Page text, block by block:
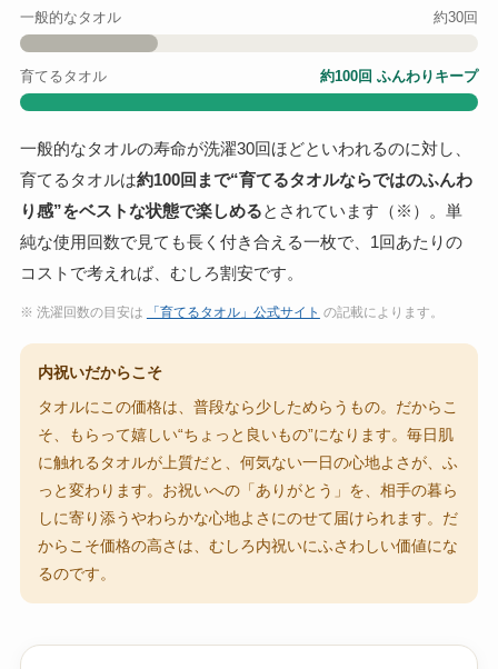
一般的なタオル 約30回
育てるタオル 約100回 ふんわりキープ
一般的なタオルの寿命が洗濯30回ほどといわれるのに対し、
育てるタオルは約100回まで“育てるタオルならではのふんわ
り感”をベストな状態で楽しめるとされています（※）。単
純な使用回数で見ても長く付き合える一枚で、1回あたりの
コストで考えれば、むしろ割安です。
※ 洗濯回数の目安は 「育てるタオル」公式サイト の記載によります。
内祝いだからこそ
タオルにこの価格は、普段なら少しためらうもの。だからこ
そ、もらって嬉しい“ちょっと良いもの”になります。毎日肌
に触れるタオルが上質だと、何気ない一日の心地よさが、ふ
っと変わります。お祝いへの「ありがとう」を、相手の暮ら
しに寄り添うやわらかな心地よさにのせて届けられます。だ
からこそ価格の高さは、むしろ内祝いにふさわしい価値にな
るのです。